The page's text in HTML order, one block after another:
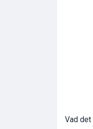
Vad